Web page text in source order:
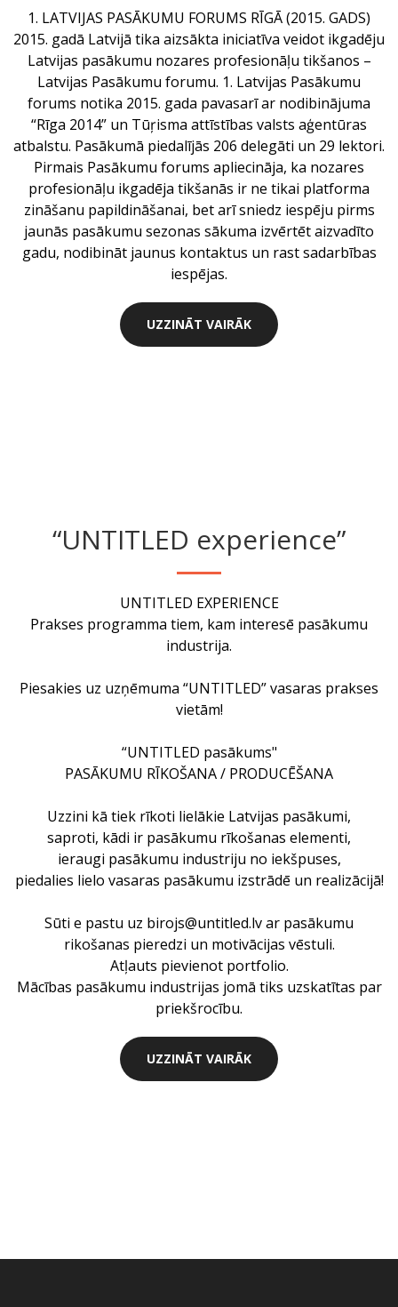
1. LATVIJAS PASĀKUMU FORUMS RĪGĀ (2015. GADS)
2015. gadā Latvijā tika aizsākta iniciatīva veidot ikgadēju
Latvijas pasākumu nozares profesionāļu tikšanos –
Latvijas Pasākumu forumu. 1. Latvijas Pasākumu
forums notika 2015. gada pavasarī ar nodibinājuma
“Rīga 2014” un Tūŗisma attīstības valsts aģentūras
atbalstu. Pasākumā piedalījās 206 delegāti un 29 lektori.
Pirmais Pasākumu forums apliecināja, ka nozares
profesionāļu ikgadēja tikšanās ir ne tikai platforma
zināšanu papildināšanai, bet arī sniedz iespēju pirms
jaunās pasākumu sezonas sākuma izvērtēt aizvadīto
gadu, nodibināt jaunus kontaktus un rast sadarbības
iespējas.
UZZINĀT VAIRĀK
“UNTITLED experience”
UNTITLED EXPERIENCE
Prakses programma tiem, kam interesē pasākumu
industrija.
Piesakies uz uzņēmuma “UNTITLED” vasaras prakses
vietām!
“UNTITLED pasākums"
PASĀKUMU RĪKOŠANA / PRODUCĒŠANA
Uzzini kā tiek rīkoti lielākie Latvijas pasākumi,
saproti, kādi ir pasākumu rīkošanas elementi,
ieraugi pasākumu industriju no iekšpuses,
piedalies lielo vasaras pasākumu izstrādē un realizācijā!
Sūti e pastu uz birojs@untitled.lv ar pasākumu
rikošanas pieredzi un motivācijas vēstuli.
Atļauts pievienot portfolio.
Mācības pasākumu industrijas jomā tiks uzskatītas par
priekšrocību.
UZZINĀT VAIRĀK